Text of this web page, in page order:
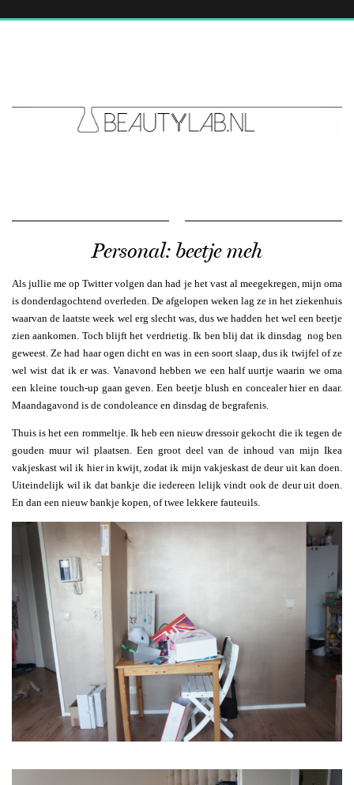
Personal: beetje meh
Als jullie me op Twitter volgen dan had je het vast al meegekregen, mijn oma
is donderdagochtend overleden. De afgelopen weken lag ze in het ziekenhuis
waarvan de laatste week wel erg slecht was, dus we hadden het wel een beetje
zien aankomen. Toch blijft het verdrietig. Ik ben blij dat ik dinsdag nog ben
geweest. Ze had haar ogen dicht en was in een soort slaap, dus ik twijfel of ze
wel wist dat ik er was. Vanavond hebben we een half uurtje waarin we oma
een kleine touch-up gaan geven. Een beetje blush en concealer hier en daar.
Maandagavond is de condoleance en dinsdag de begrafenis.
Thuis is het een rommeltje. Ik heb een nieuw dressoir gekocht die ik tegen de
gouden muur wil plaatsen. Een groot deel van de inhoud van mijn Ikea
vakjeskast wil ik hier in kwijt, zodat ik mijn vakjeskast de deur uit kan doen.
Uiteindelijk wil ik dat bankje die iedereen lelijk vindt ook de deur uit doen.
En dan een nieuw bankje kopen, of twee lekkere fauteuils.